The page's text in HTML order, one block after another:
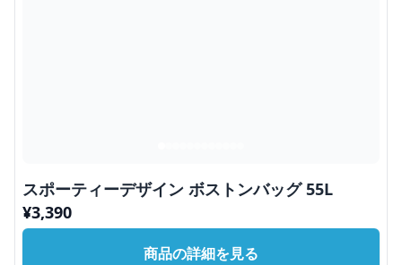
スポーティーデザイン ボストンバッグ 55L
¥3,390
商品の詳細を見る